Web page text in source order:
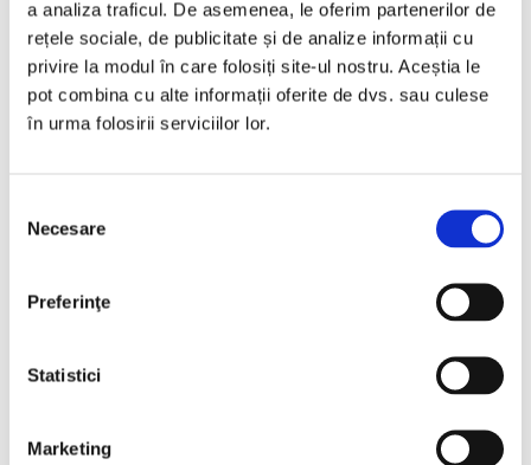
a analiza traficul. De asemenea, le oferim partenerilor de
rețele sociale, de publicitate și de analize informații cu
privire la modul în care folosiți site-ul nostru. Aceștia le
pot combina cu alte informații oferite de dvs. sau culese
în urma folosirii serviciilor lor.
consimțământului
Necesare
Preferinţe
Statistici
Marketing